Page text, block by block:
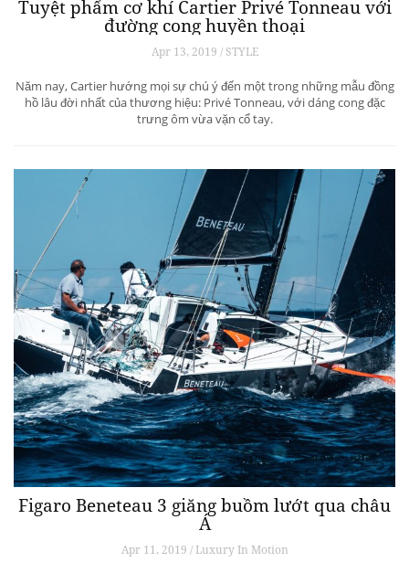
Tuyệt phẩm cơ khí Cartier Privé Tonneau với
đường cong huyền thoại
Apr 13, 2019 / STYLE
Năm nay, Cartier hướng mọi sự chú ý đến một trong những mẫu đồng
hồ lâu đời nhất của thương hiệu: Privé Tonneau, với dáng cong đặc
trưng ôm vừa vặn cổ tay.
Figaro Beneteau 3 giăng buồm lướt qua châu
Á
Apr 11, 2019 / Luxury In Motion